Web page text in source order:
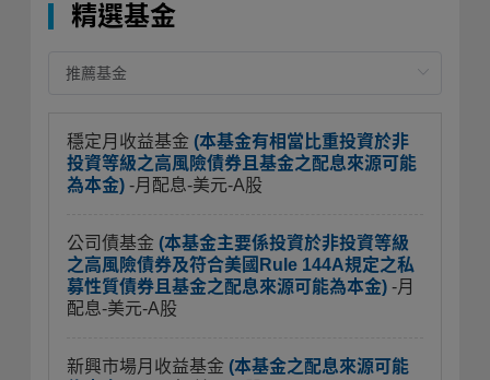
精選基金
穩定月收益基金 (本基金有相當比重投資於非
投資等級之高風險債券且基金之配息來源可能
為本金) -月配息-美元-A股
公司債基金 (本基金主要係投資於非投資等級
之高風險債券及符合美國Rule 144A規定之私
募性質債券且基金之配息來源可能為本金) -月
配息-美元-A股
新興市場月收益基金 (本基金之配息來源可能